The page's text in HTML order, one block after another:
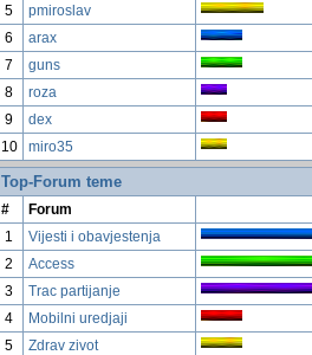
5
pmiroslav
6
arax
7
guns
8
roza
9
dex
10
miro35
Top-Forum teme
#
Forum
1
Vijesti i obavjestenja
2
Access
3
Trac partijanje
4
Mobilni uredjaji
5
Zdrav zivot